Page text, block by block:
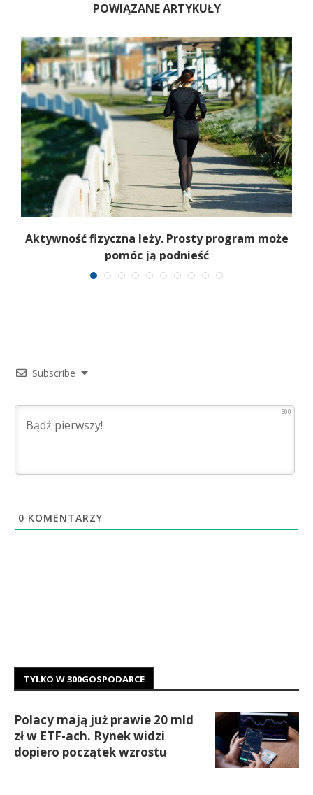
POWIĄZANE ARTYKUŁY
Aktywność fizyczna leży. Prosty program może
pomóc ją podnieść
Subscribe
500
0 KOMENTARZY
TYLKO W 300GOSPODARCE
Polacy mają już prawie 20 mld
zł w ETF-ach. Rynek widzi
dopiero początek wzrostu